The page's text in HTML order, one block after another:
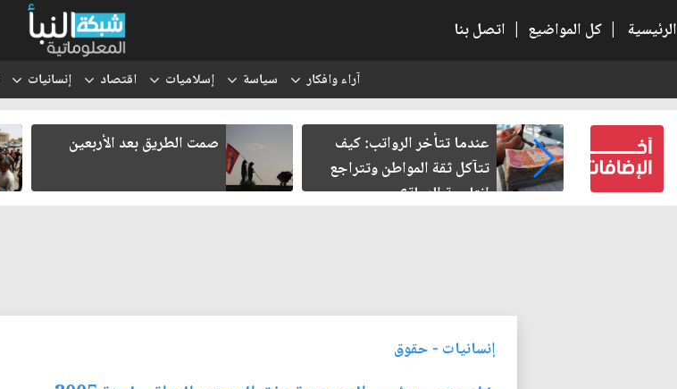
الرئيسية | كل المواضيع | اتصل بنا
آراء وافكار سياسة إسلاميات اقتصاد إنسانيات
حين
عندما تتأخر الرواتب: كيف
تتآكل ثقة المواطن وتتراجع
إنتاجية الدولة؟
صمت الطريق بعد الأربعين
إنسانيات - حقوق